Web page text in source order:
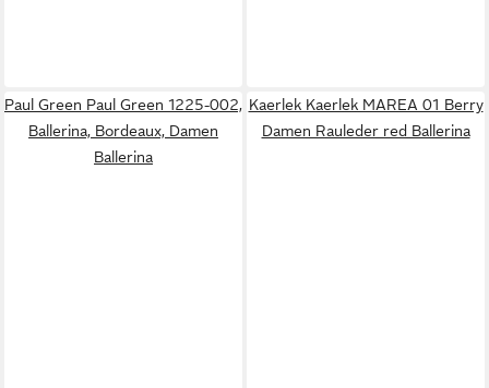
Paul Green Paul Green 1225-002,
Ballerina, Bordeaux, Damen
Ballerina
Kaerlek Kaerlek MAREA 01 Berry
Damen Rauleder red Ballerina